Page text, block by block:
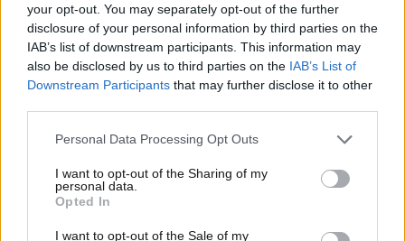
your opt-out. You may separately opt-out of the further
disclosure of your personal information by third parties on the
IAB’s list of downstream participants. This information may
also be disclosed by us to third parties on the IAB’s List of
Downstream Participants that may further disclose it to other
Please note that this website/app uses one or more Google
not limited to your visit or usage behaviour. You may click to
grant or deny consent to Google and its third-party tags to
use your data for below specified purposes in below Google
consent section.
Personal Data Processing Opt Outs
I want to opt-out of the Sharing of my
personal data.
Opted In
I want to opt-out of the Sale of my
Ολη η χρυαυγιτικη βαρβατίλα εδω μαζεύτηκε. Ισα ρε
γατάκια.
Απαντήστε 0
Δεν καταλαβα,ποιοειναι το περιεργο που λέει ο τιτλος;
LIFESTYLE06·08·2026 12:46
Μαρία Κορινθίου: «Είμαι πιο ευτυχισμένη από